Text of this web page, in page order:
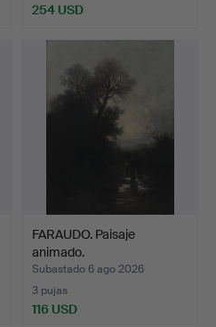
254 USD
FARAUDO. Paisaje
animado.
Subastado 6 ago 2026
3 pujas
116 USD